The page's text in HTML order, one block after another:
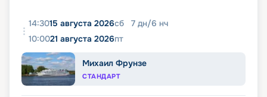
14:3015 августа 2026сб 7 дн/6 нч
10:0021 августа 2026пт
Михаил Фрунзе
СТАНДАРТ